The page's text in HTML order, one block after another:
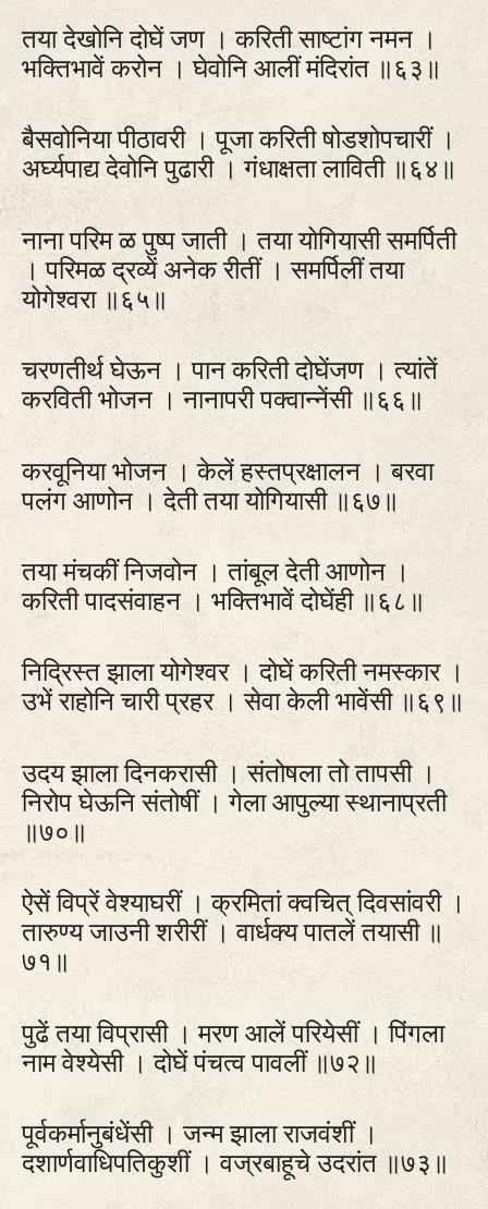
तया देखोनि दोघें जण । करिती साष्‍टांग नमन ।
भक्तिभावें करोन । घेवोनि आलीं मंदिरांत ॥६३॥
बैसवोनिया पीठावरी । पूजा करिती षोडशोपचारीं ।
अर्घ्यपाद्य देवोनि पुढारी । गंधाक्षता लाविती ॥६४॥
नाना परिम ळ पुष्प जाती । तया योगियासी समर्पिती
। परिमळ द्रव्यें अनेक रीतीं । समर्पिलीं तया
योगेश्वरा ॥६५॥
चरणतीर्थ घेऊन । पान करिती दोघेंजण । त्यांतें
करविती भोजन । नानापरी पक्वान्नेंसी ॥६६॥
करवूनिया भोजन । केलें हस्तप्रक्षालन । बरवा
पलंग आणोन । देती तया योगियासी ॥६७॥
तया मंचकीं निजवोन । तांबूल देती आणोन ।
करिती पादसंवाहन । भक्तिभावें दोघेंही ॥६८॥
निद्रिस्त झाला योगेश्वर । दोघें करिती नमस्कार ।
उभें राहोनि चारी प्रहर । सेवा केली भावेंसी ॥६९॥
उदय झाला दिनकरासी । संतोषला तो तापसी ।
निरोप घेऊनि संतोषीं । गेला आपुल्या स्थानाप्रती
॥७०॥
ऐसें विप्रें वेश्याघरीं । क्रमितां क्वचित्‌ दिवसांवरी ।
तारुण्य जाउनी शरीरीं । वार्धक्य पातलें तयासी ॥
७१॥
पुढें तया विप्रासी । मरण आलें परियेसीं । पिंगला
नाम वेश्येसी । दोघें पंचत्व पावलीं ॥७२॥
पूर्वकर्मानुबंधेंसी । जन्म झाला राजवंशीं ।
दशार्णवाधिपतिकुशीं । वज्रबाहूचे उदरांत ॥७३॥